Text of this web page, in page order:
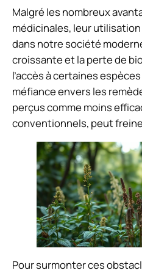
Malgré les nombreux
médicinales, leur
dans notre société
croissante et la perte de
l’accès à certaines
méfiance envers les
perçus comme moins
conventionnels, peut
Pour surmonter ces